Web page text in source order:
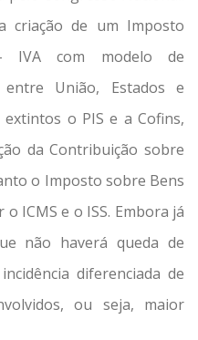
criação de um Imposto
IVA com modelo de
entre União, Estados e
o PIS e a Cofins,
da Contribuição sobre
o Imposto sobre Bens
ICMS e o ISS. Embora já
não haverá queda de
diferenciada de
ou seja, maior